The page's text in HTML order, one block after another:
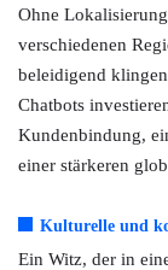
Ohne
verschiedenen
beleidigend
Chatbots
Kundenbindung,
einer stärkeren
Kulturelle und
Ein Witz, der in